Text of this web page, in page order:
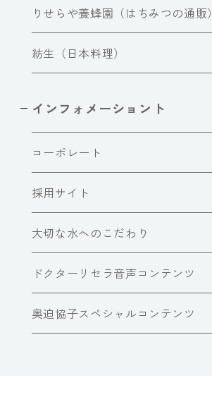
りせらや養蜂園（はちみつの通販）
紡生（日本料理）
インフォメーショント
コーポレート
採用サイト
大切な水へのこだわり
ドクターリセラ音声コンテンツ
奥迫協子スペシャルコンテンツ